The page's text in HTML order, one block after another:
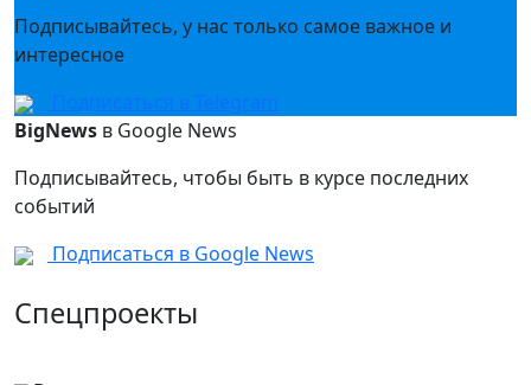
Подписывайтесь, у нас только самое важное и
интересное
Подписаться в Telegram
BigNews в Google News
Подписывайтесь, чтобы быть в курсе последних
событий
Подписаться в Google News
Спецпроекты